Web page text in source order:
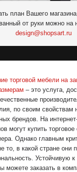
план Вашего
от руки можно на
design@shopsart.ru
торговой мебели на
– это услуга,
по своим свойствам
брендов. На
могут купить
Однако главным
то, в какой стране они
Устойчивую
можете заказать в